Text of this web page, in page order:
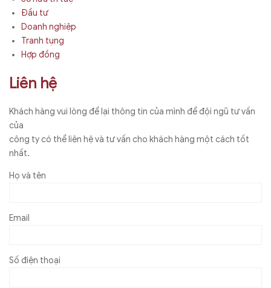
Đầu tư
Doanh nghiệp
Tranh tụng
Hợp đồng
Liên hệ
Khách hàng vui lòng để lại thông tin của mình để đội ngũ tư vấn
của
công ty có thể liên hệ và tư vấn cho khách hàng một cách tốt
nhất.
Họ và tên
Email
Số điện thoại